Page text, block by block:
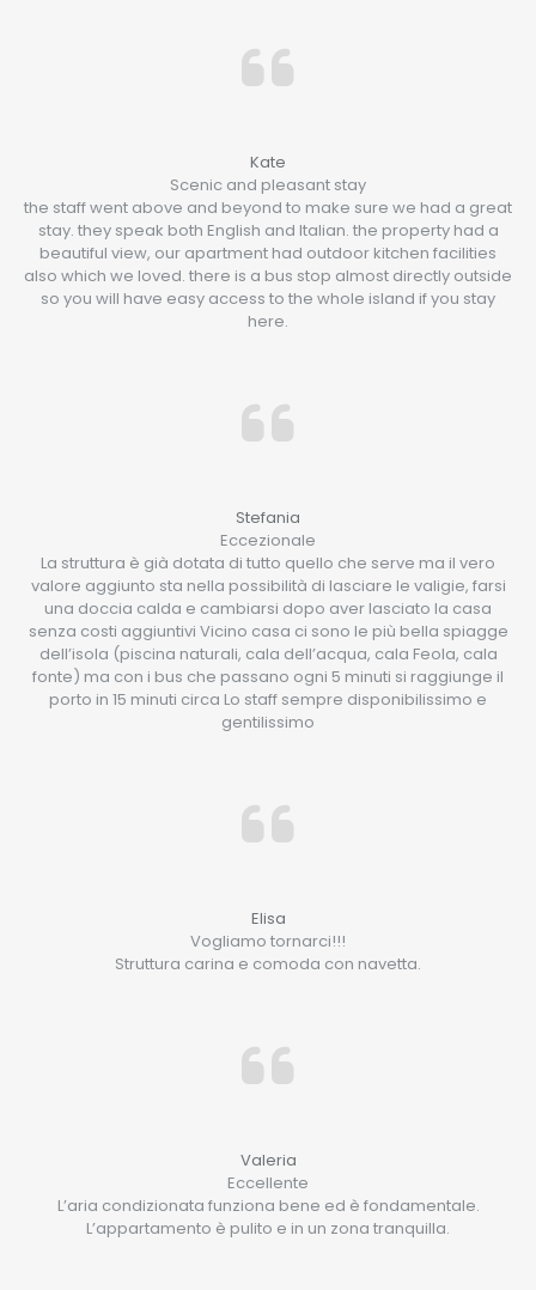
Kate
Scenic and pleasant stay
the staff went above and beyond to make sure we had a great
stay. they speak both English and Italian. the property had a
beautiful view, our apartment had outdoor kitchen facilities
also which we loved. there is a bus stop almost directly outside
so you will have easy access to the whole island if you stay
here.
Stefania
Eccezionale
La struttura è già dotata di tutto quello che serve ma il vero
valore aggiunto sta nella possibilità di lasciare le valigie, farsi
una doccia calda e cambiarsi dopo aver lasciato la casa
senza costi aggiuntivi Vicino casa ci sono le più bella spiagge
dell’isola (piscina naturali, cala dell’acqua, cala Feola, cala
fonte) ma con i bus che passano ogni 5 minuti si raggiunge il
porto in 15 minuti circa Lo staff sempre disponibilissimo e
gentilissimo
Elisa
Vogliamo tornarci!!!
Struttura carina e comoda con navetta.
Valeria
Eccellente
L’aria condizionata funziona bene ed è fondamentale.
L’appartamento è pulito e in un zona tranquilla.